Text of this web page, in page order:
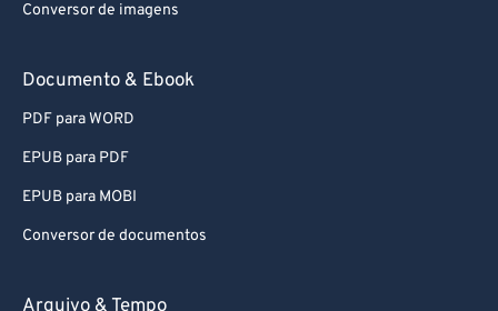
Conversor de imagens
Documento & Ebook
PDF para WORD
EPUB para PDF
EPUB para MOBI
Conversor de documentos